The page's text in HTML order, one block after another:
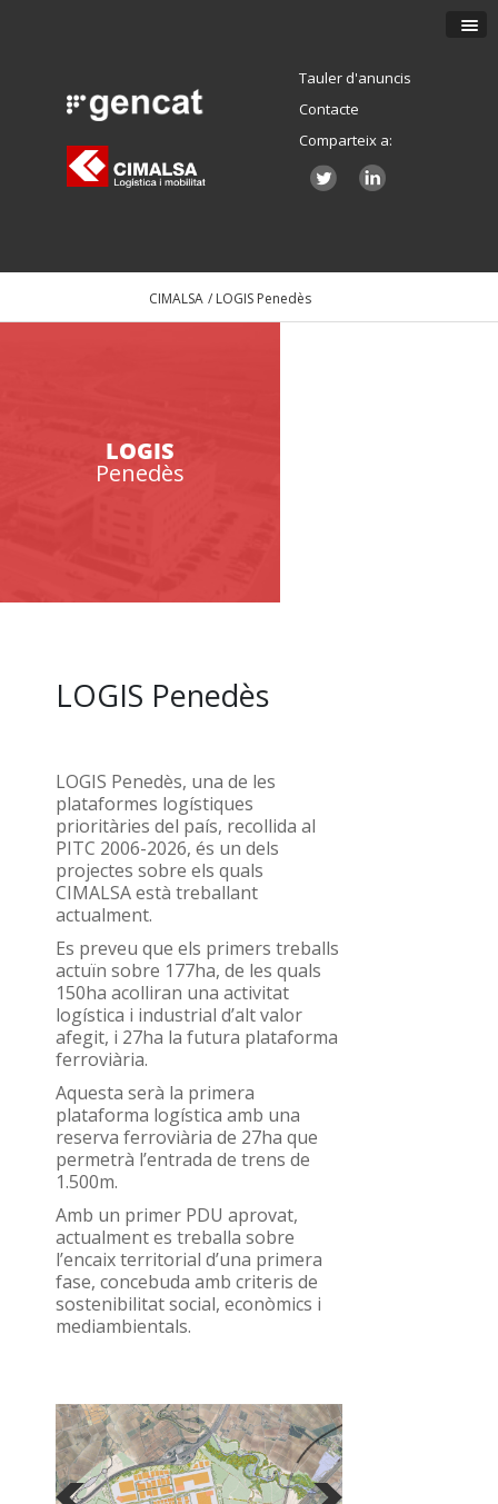
Tauler d'anuncis
Contacte
Comparteix a:
CIMALSA / LOGIS Penedès
LOGIS
Penedès
LOGIS Penedès
LOGIS Penedès, una de les
plataformes logístiques
prioritàries del país, recollida al
PITC 2006-2026, és un dels
projectes sobre els quals
CIMALSA està treballant
actualment.
Es preveu que els primers treballs
actuïn sobre 177ha, de les quals
150ha acolliran una activitat
logística i industrial d’alt valor
afegit, i 27ha la futura plataforma
ferroviària.
Aquesta serà la primera
plataforma logística amb una
reserva ferroviària de 27ha que
permetrà l’entrada de trens de
1.500m.
Amb un primer PDU aprovat,
actualment es treballa sobre
l’encaix territorial d’una primera
fase, concebuda amb criteris de
sostenibilitat social, econòmics i
mediambientals.